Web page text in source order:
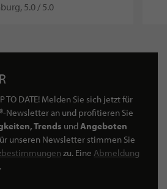
5.0 / 5.0
TO DATE! Melden Sie sich jetzt für
Newsletter an und profitieren Sie
Trends undAngeboten
unseren Newsletter stimmen Sie
zu. Eine Abmeldung